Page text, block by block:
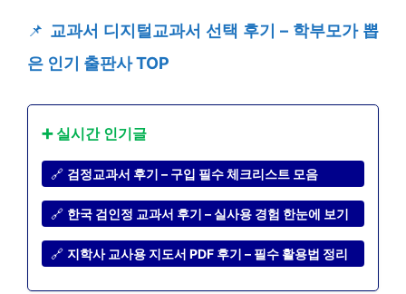
📌 교과서 디지털교과서 선택 후기 – 학부모가 뽑
은 인기 출판사 TOP
➕ 실시간 인기글
🔗 검정교과서 후기 – 구입 필수 체크리스트 모음
🔗 한국 검인정 교과서 후기 – 실사용 경험 한눈에 보기
🔗 지학사 교사용 지도서 PDF 후기 – 필수 활용법 정리